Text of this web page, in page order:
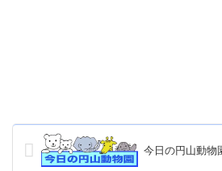
今日の円山動物